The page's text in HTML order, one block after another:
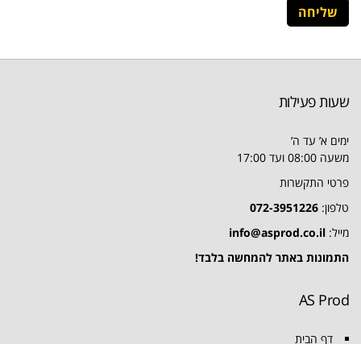
שעות פעילות
ימים א’ עד ה’
משעה 08:00 ועד 17:00
פרטי התקשרות
טלפון: 072-3951226
מייל: info@asprod.co.il
התמונות באתר להמחשה בלבד!
AS Prod
דף הבית